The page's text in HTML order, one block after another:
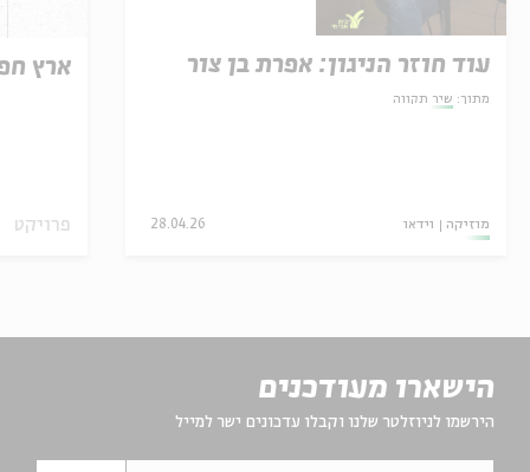
עוד חוזר הניגון: אפרת בן צור
מתוך: שיר תקווה
מוזיקה וידאו 28.04.26
ארץ
פרויקט
הישארו מעודכנים
הירשמו לניוזלטר שלנו וקבלו עדכונים ישר למייל